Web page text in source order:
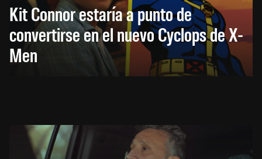
Kit Connor estaría a punto de
convertirse en el nuevo Cyclops de X-
Men